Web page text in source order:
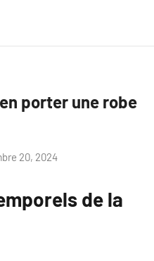
porter une robe
20, 2024
de la